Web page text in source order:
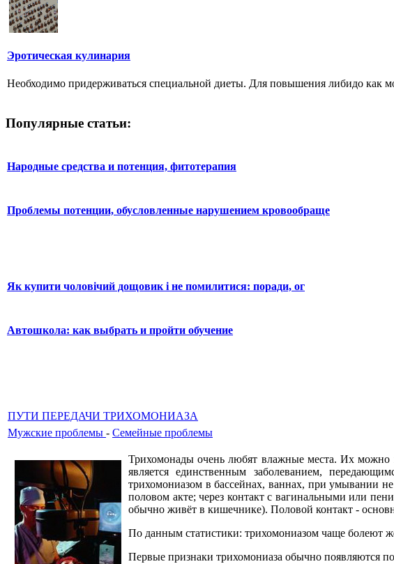
Эротическая кулинария
Необходимо придерживаться специальной диеты. Для повышения либидо как
Популярные статьи:
Народные средства и потенция, фитотерапия
Проблемы потенции, обусловленные нарушением кровообраще
Як купити чоловічий дощовик і не помилитися: поради, ог
Автошкола: как выбрать и пройти обучение
ПУТИ ПЕРЕДАЧИ ТРИХОМОНИАЗА
Мужские проблемы - Семейные проблемы
Трихомонады очень любят влажные места. Их можно
является единственным заболеванием,
трихомониазом в бассейнах, ваннах, при умывании
половом акте; через контакт с вагинальными или
обычно живёт в кишечнике). Половой контакт -
По данным статистики: трихомониазом чаще болеют
Первые признаки трихомониаза обычно появляются